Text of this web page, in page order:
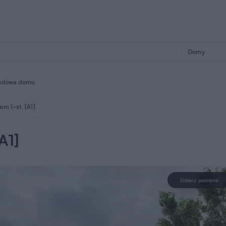
domu
1-st. [A1]
Zobacz podobne